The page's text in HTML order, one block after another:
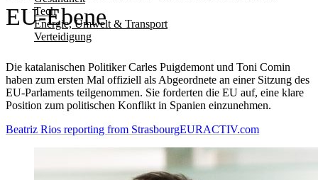
Tech
Energie, Umwelt & Transport
Verteidigung
EU-Ebene
Die katalanischen Politiker Carles Puigdemont und Toni Comin
haben zum ersten Mal offiziell als Abgeordnete an einer Sitzung des
EU-Parlaments teilgenommen. Sie forderten die EU auf, eine klare
Position zum politischen Konflikt in Spanien einzunehmen.
Beatriz Rios reporting from StrasbourgEURACTIV.com